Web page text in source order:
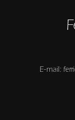
E-mail: